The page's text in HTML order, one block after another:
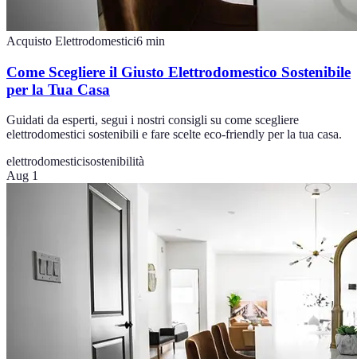
Acquisto Elettrodomestici6 min
Come Scegliere il Giusto Elettrodomestico Sostenibile
per la Tua Casa
Guidati da esperti, segui i nostri consigli su come scegliere
elettrodomestici sostenibili e fare scelte eco-friendly per la tua casa.
elettrodomesticisostenibilità
Aug 1